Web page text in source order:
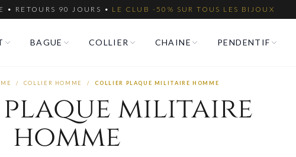
• RETOURS 90 JOURS • LE CLUB -50% SUR TOUS LES BIJOUX
BAGUE COLLIER CHAINE PENDENTIF
/ COLLIER HOMME / COLLIER PLAQUE MILITAIRE HOMME
militaire
homme